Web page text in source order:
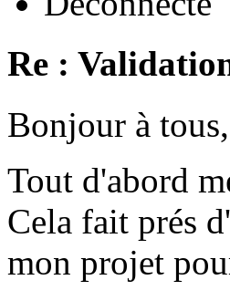
Re :
Bonjour à tous,
Tout d'abord
Cela fait prés
mon projet